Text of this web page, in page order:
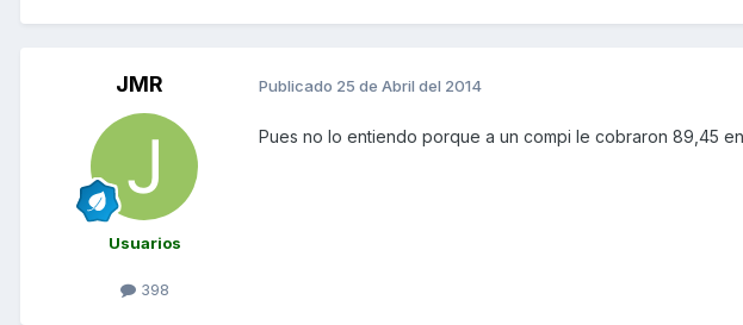
JMR
Usuarios
398
Publicado 25 de Abril del 2014
Pues no lo entiendo porque a un compi le cobraron 89,45